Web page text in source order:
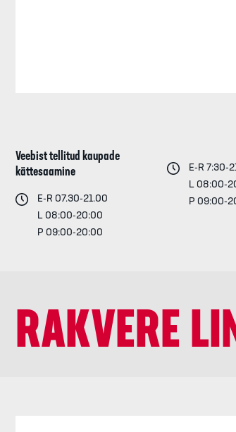
Veebist tellitud kaupade
kättesaamine
E-R 07.30-21.00
L 08:00-20:00
P 09:00-20:00
E-R 7:30-
L 08:00-
P 09:00-
RAKVERE